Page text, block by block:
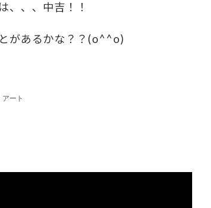
、、、中吉！！
があるかな？？ (o^^o)